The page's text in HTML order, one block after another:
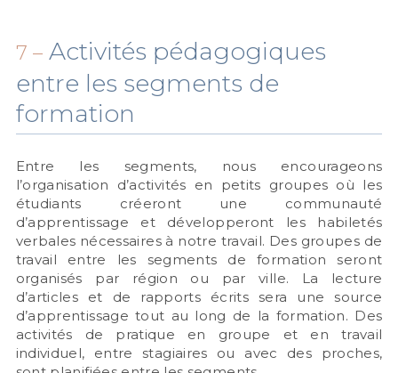
7 –Activités pédagogiques
entre les segments de
formation
Entre les segments, nous encourageons
l’organisation d’activités en petits groupes où les
étudiants créeront une communauté
d’apprentissage et développeront les habiletés
verbales nécessaires à notre travail. Des groupes de
travail entre les segments de formation seront
organisés par région ou par ville. La lecture
d’articles et de rapports écrits sera une source
d’apprentissage tout au long de la formation. Des
activités de pratique en groupe et en travail
individuel, entre stagiaires ou avec des proches,